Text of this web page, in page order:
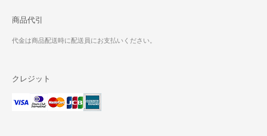
商品代引
代金は商品配送時に配送員にお支払いください。
クレジット